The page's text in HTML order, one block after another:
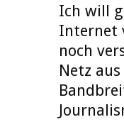
Ich will
Internet
noch
Netz